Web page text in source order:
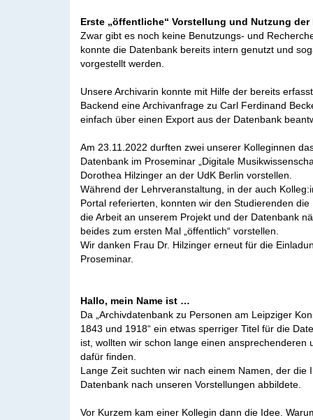
Erste „öffentliche“ Vorstellung und Nutzung der
Zwar gibt es noch keine Benutzungs- und
konnte die Datenbank bereits intern genutzt und
vorgestellt werden.
Unsere Archivarin konnte mit Hilfe der bereits
Backend eine Archivanfrage zu Carl Ferdinand
einfach über einen Export aus der Datenbank
Am 23.11.2022 durften zwei unserer Kolleginnen
Datenbank im Proseminar „Digitale
Dorothea Hilzinger an der UdK Berlin vorstellen.
Während der Lehrveranstaltung, in der auch
Portal referierten, konnten wir den Studierenden
die Arbeit an unserem Projekt und der Datenbank
beides zum ersten Mal „öffentlich“ vorstellen.
Wir danken Frau Dr. Hilzinger erneut für die
Proseminar.
Hallo, mein Name ist …
Da „Archivdatenbank zu Personen am Leipziger
1843 und 1918“ ein etwas sperriger Titel für die
ist, wollten wir schon lange einen ansprechenderen
dafür finden.
Lange Zeit suchten wir nach einem Namen, der die
Datenbank nach unseren Vorstellungen abbildete.
Vor Kurzem kam einer Kollegin dann die Idee.